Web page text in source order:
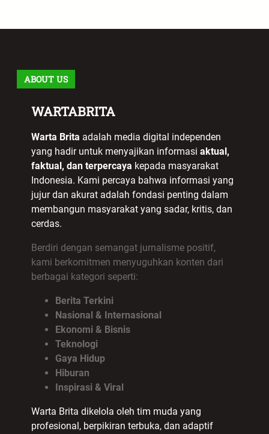
ABOUT US
WARTABRITA
Warta Brita adalah media digital independen
yang hadir untuk menyajikan informasi aktual,
faktual, dan terpercaya kepada masyarakat
Indonesia. Kami percaya bahwa informasi yang
jujur dan akurat adalah fondasi penting dalam
membangun masyarakat yang sadar, kritis, dan
cerdas.
Berdiri dengan semangat jurnalisme positif,
kami berkomitmen menyuguhkan konten dari
berbagai kategori seperti:
Berita Terkini
Nasional & Internasional
Ekonomi & Bisnis
Teknologi
Gaya Hidup
Hiburan
Inspirasi & Viral
Warta Brita dikelola oleh tim muda yang
profesional, berpikiran terbuka, dan adaptif